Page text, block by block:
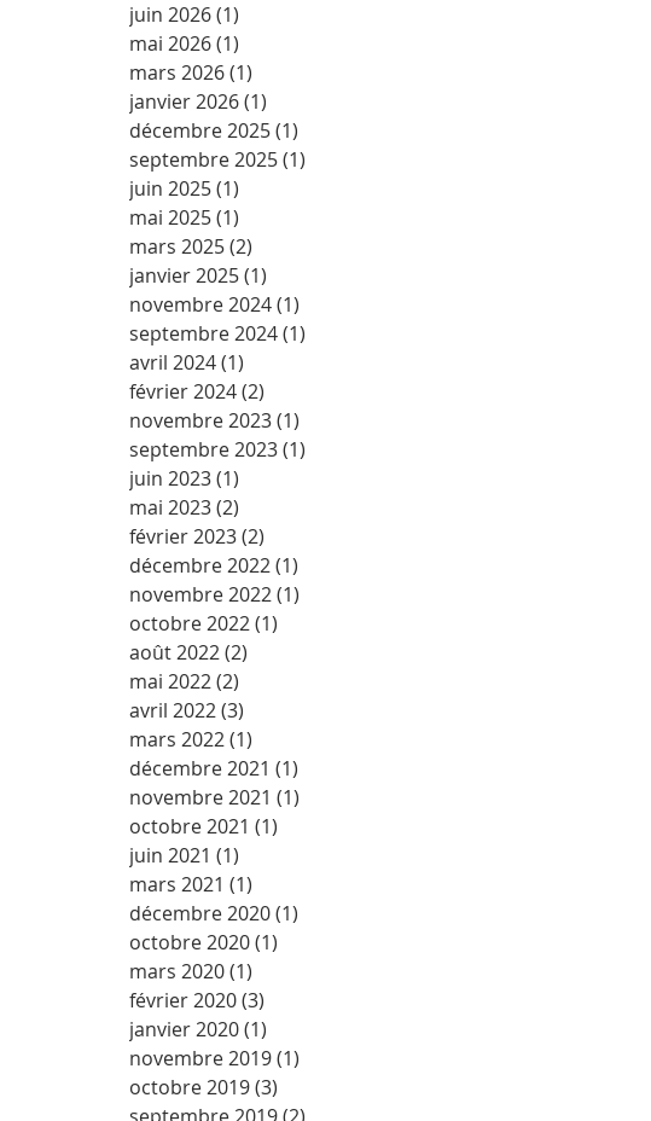
juin 2026(1)
mai 2026(1)
mars 2026(1)
janvier 2026(1)
décembre 2025(1)
septembre 2025(1)
juin 2025(1)
mai 2025(1)
mars 2025(2)
janvier 2025(1)
novembre 2024(1)
septembre 2024(1)
avril 2024(1)
février 2024(2)
novembre 2023(1)
septembre 2023(1)
juin 2023(1)
mai 2023(2)
février 2023(2)
décembre 2022(1)
novembre 2022(1)
octobre 2022(1)
août 2022(2)
mai 2022(2)
avril 2022(3)
mars 2022(1)
décembre 2021 (1)
novembre 2021 (1)
octobre 2021 (1)
juin 2021 (1)
mars 2021 (1)
décembre 2020(1)
octobre 2020(1)
mars 2020(1)
février 2020(3)
janvier 2020(1)
novembre 2019(1)
octobre 2019(3)